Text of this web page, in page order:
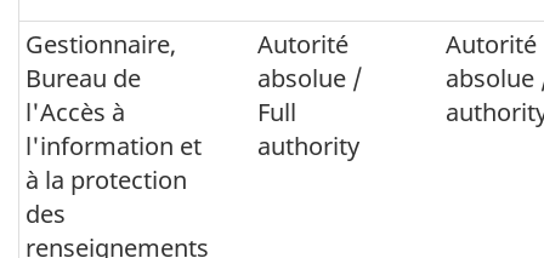
Gestionnaire,
Bureau de
l'Accès à
l'information et
à la protection
des
renseignements
Autorité
absolue /
Full
authority
Autorité